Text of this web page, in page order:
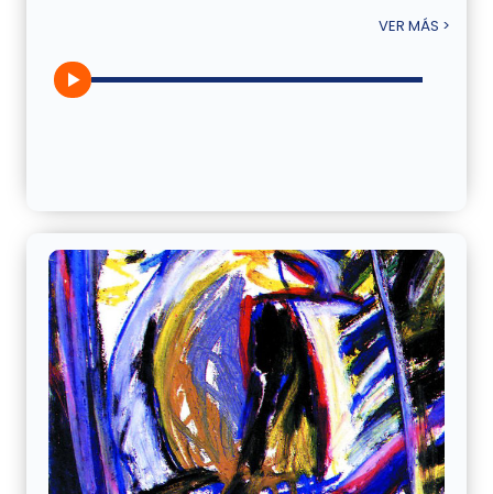
VER MÁS >